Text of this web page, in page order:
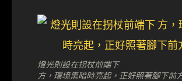
燈光則設在拐杖前端下
方，環境黑暗時亮起，正好照著腳下前